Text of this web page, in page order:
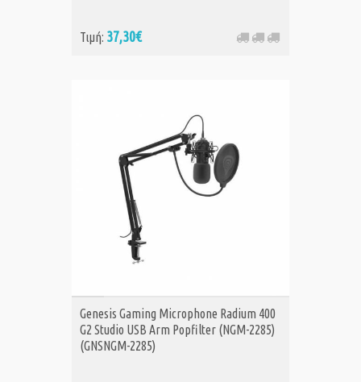
Τιμή: 37,30€
ΑΓΟΡΑ
Genesis Gaming Microphone Radium 400
G2 Studio USB Arm Popfilter (NGM-2285)
(GNSNGM-2285)